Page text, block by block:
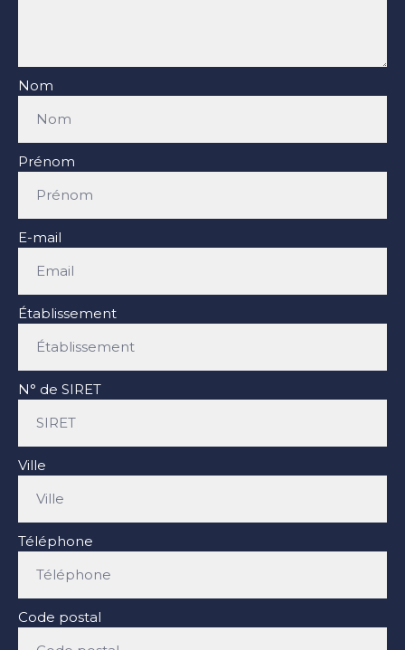
Nom
Prénom
E-mail
Établissement
N° de SIRET
Ville
Téléphone
Code postal